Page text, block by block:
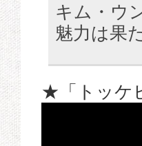
キム・ウ
魅力は果
★「トッケ